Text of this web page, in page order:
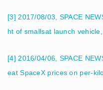
[3] 2017/08/03, SPACE
ht of smallsat launch vehicle,
[4] 2016/04/06, SPACE
eat SpaceX prices on per-